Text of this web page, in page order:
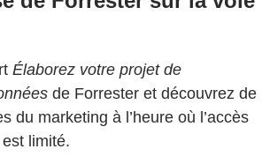
Élaborez votre projet de
de Forrester et découvrez de
du marketing à l’heure où l’accès
limité.